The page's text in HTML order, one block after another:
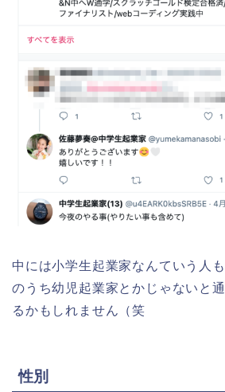
中には小学生起業家なんていう人
のうち幼児起業家とかじゃないと
るかもしれません（笑
性別